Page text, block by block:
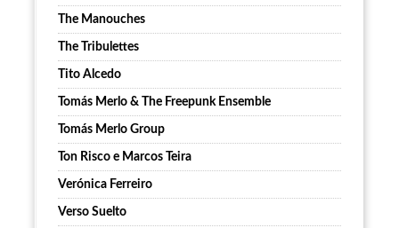
The Manouches
The Tribulettes
Tito Alcedo
Tomás Merlo & The Freepunk Ensemble
Tomás Merlo Group
Ton Risco e Marcos Teira
Verónica Ferreiro
Verso Suelto